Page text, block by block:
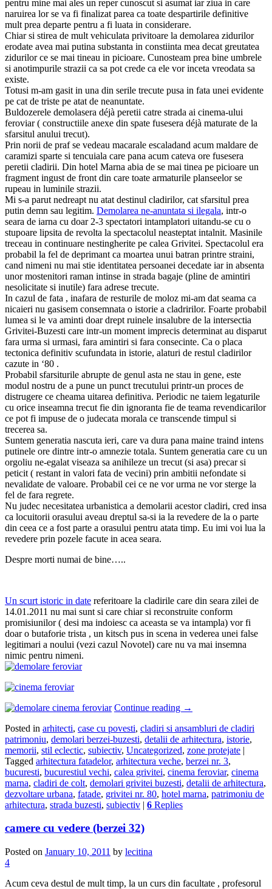
pentru mine mai ales un reper cunoscut si asumat iar ziua in care
naruirea lor se va fi finalizat parea ca toate despartirile definitive
mult prea departe pentru a fi luata in considerare.
Chiar si stirea de mult vehiculata privitoare la demolarea zidurilor
erodate avea mai putina substanta in constiinta mea decat greutatea
zidurilor ce se mai tineau in picioare. Cunosteam prea bine umbrele
si anotimpurile strazii ca sa pot crede ca ele vor inceta vreodata sa
existe.
Totusi m-am gasit in una din serile trecute pusa in fata unei evidente
pe cat de triste pe atat de neanuntate.
Buldozerele demolasera déjà peretii catre strada ai cinema-ului
feroviar ( constructiile anexe din spate fusesera déjà maturate de la
sfarsitul anului trecut).
Prin norii de praf se vedeau macarale escaladand acum maldare de
caramizi sparte si tencuiala care pana acum cateva ore fusesera
peretii cladirii. Din hotel Marna abia de se mai tinea pe picioare un
fragment ingust de front din care toate armaturile planseelor se
rupeau in luminile strazii.
Mi s-a parut nedreapt nu atat destinul cladirilor, cat sfarsitul prea
putin demn sau legitim. Demolarea ne-anuntata si ilegala, intr-o
seara de iarna cu doar 2-3 spectatori intamplatori uitandu-se cu o
stupoare lipsita de revolta la spectacolul neasteptat intalnit. Masinile
treceau in continuare nestingherite pe calea Grivitei. Spectacolul era
probabil la fel de deprimant ca moartea unui batran printre straini,
cand nimeni nu mai stie identitatea persoanei decedate iar in absenta
unor mostenitori raman intinse in strada bagaje (pline de amintiri
nesolicitate si inutile) fara adrese trecute.
In cazul de fata , inafara de resturile de moloz mi-am dat seama ca
nicaieri nu gasisem consemnata o istorie a cladririlor. Foarte probabil
lumea si le va aminti doar drept ruinele insalubre de la intersectia
Grivitei-Buzesti care intr-un moment imprecis determinat au disparut
fara urma si urmasi, fara amintiri si fara consecinte. Ca o placa
tectonica definitiv scufundata in istorie, alaturi de restul cladirilor
cazute in ‘80 .
Probabil sfarsiturile abrupte de genul asta ne stau in gene, este
modul nostru de a pune un punct trecutului printr-un proces de
distrugere ce cheama uitarea definitiva. Periodic ne taiem legaturile
cu orice inseamna trecut fie din ignoranta fie de teama revendicarilor
ce pot fi impuse de o judecata morala ce transcende timpul si
trecerea sa.
Suntem generatia nascuta ieri, care va dura pana maine traind intens
putinele ore dintre intr-o amnezie totala. Suntem generatia care cu un
orgoliu ne-egalat viseaza sa anihileze un trecut (si asa) precar si
peticit ( restant in valori fata de vecini) prin ambitii nefondate si
nevalidate de valoare. Probabil cei ce ne vor urma ne vor sterge la
fel de fara regrete.
Nu judec necesitatea urbanistica a demolarii acestor cladiri, cred insa
ca locuitorii orasului aveau dreptul sa-si ia la revedere de la o parte
din ceea ce a fost parte a orasului pentru atata timp. Eu imi voi lua la
revedere prin pozele facute in acea seara.
Despre morti numai de bine…..
Un scurt istoric in date referitoare la cladirile care din seara zilei de
14.01.2011 nu mai sunt si care chiar si reconstruite conform
promisiunilor ( desi ma indoiesc ca aceasta se va intampla) vor fi
doar o butaforie trista , un kitsch pus in scena in vederea unei false
legitimari a noului (vezi cazul Novotel) care nu va mai insemna
nimic pentru nimeni.
Continue reading →
Posted in arhitecti, case cu povesti, cladiri si ansambluri de cladiri
patrimoniu, demolari berzei-buzesti, detalii de arhitectura, istorie,
memorii, stil eclectic, subiectiv, Uncategorized, zone protejate |
Tagged arhitectura fatadelor, arhitectura veche, berzei nr. 3,
bucuresti, bucurestiul vechi, calea grivitei, cinema feroviar, cinema
marna, cladiri de colt, demolari grivitei buzesti, detalii de arhitectura,
dezvoltare urbana, fatade, grivitei nr. 80, hotel marna, patrimoniu de
arhitectura, strada buzesti, subiectiv | 6 Replies
camere cu vedere (berzei 32)
Posted on January 10, 2011 by lecitina
4
Acum ceva destul de mult timp, la un curs din facultate , profesorul